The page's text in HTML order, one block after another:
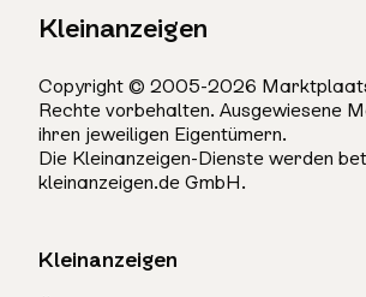
Kleinanzeigen
Copyright © 2005-2026
Rechte vorbehalten. Ausgewiesene
ihren jeweiligen Eigentümern.
Die Kleinanzeigen-Dienste werden
kleinanzeigen.de GmbH.
Kleinanzeigen